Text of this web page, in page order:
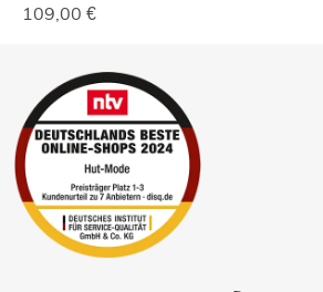
109,00 €